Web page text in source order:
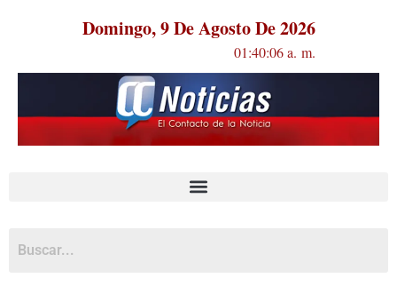
Domingo, 9 De Agosto De 2026
01:40:06 a. m.